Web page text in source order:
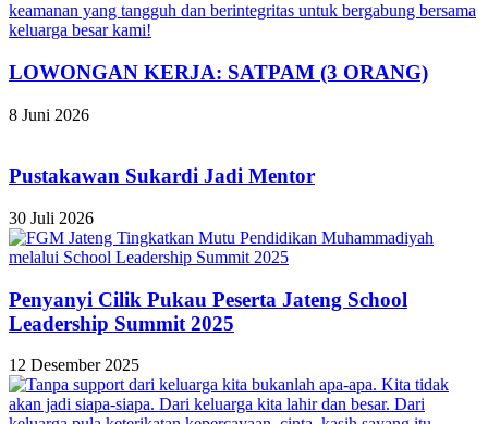
LOWONGAN KERJA: SATPAM (3 ORANG)
8 Juni 2026
Pustakawan Sukardi Jadi Mentor
30 Juli 2026
Penyanyi Cilik Pukau Peserta Jateng School
Leadership Summit 2025
12 Desember 2025